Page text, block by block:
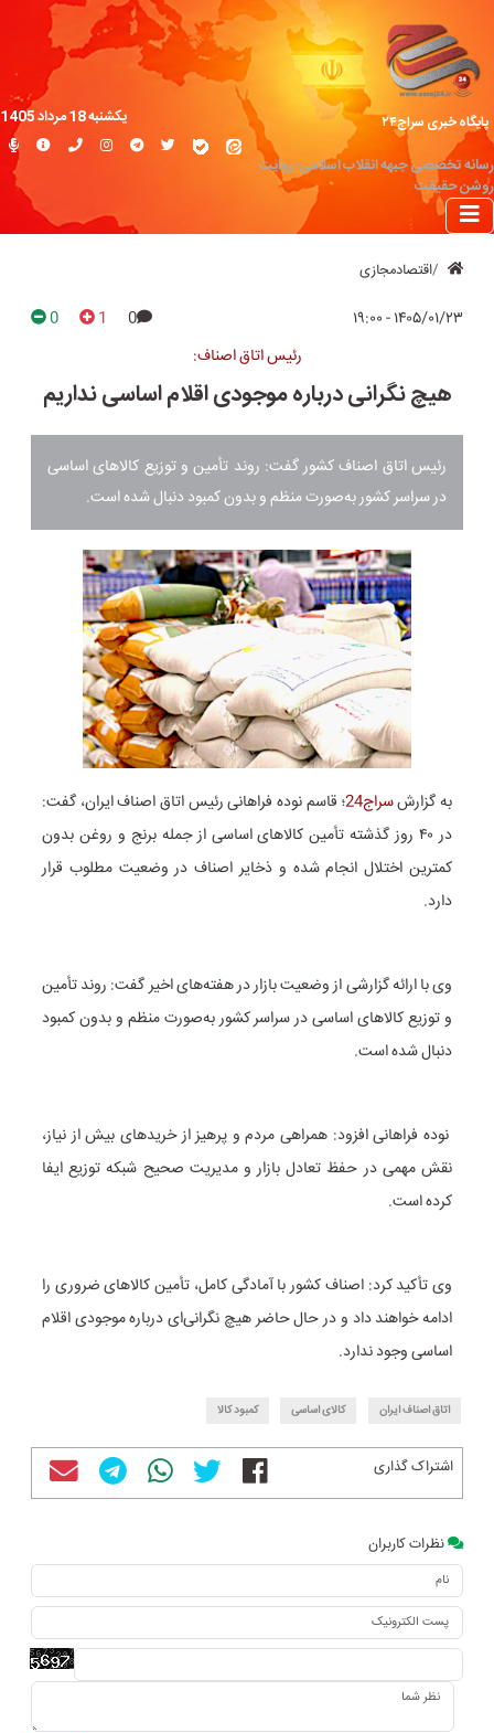
پایگاه خبری سراج۲۴
رسانه تخصصی جبهه انقلاب اسلامی؛ روایت
روشن حقیقت
یکشنبه 18 مرداد 1405
اقتصادمجازی
۱۴۰۵/۰۱/۲۳ - ۱۹:۰۰ 0
1
0
رئیس اتاق اصناف:
هیچ نگرانی درباره موجودی اقلام اساسی نداریم
رئیس اتاق اصناف کشور گفت: روند تأمین و توزیع کالاهای اساسی
در سراسر کشور به‌صورت منظم و بدون کمبود دنبال شده است.
به گزارشسراج24
؛ قاسم نوده فراهانی رئیس اتاق اصناف ایران، گفت:
در ۴۰ روز گذشته تأمین کالا‌های اساسی از جمله برنج و روغن بدون
کمترین اختلال انجام شده و ذخایر اصناف در وضعیت مطلوب قرار
دارد.
وی با ارائه گزارشی از وضعیت بازار در هفته‌های اخیر گفت: روند تأمین
و توزیع کالاهای اساسی در سراسر کشور به‌صورت منظم و بدون کمبود
دنبال شده است.
نوده فراهانی افزود: همراهی مردم و پرهیز از خریدهای بیش از نیاز،
نقش مهمی در حفظ تعادل بازار و مدیریت صحیح شبکه توزیع ایفا
کرده است.
وی تأکید کرد: اصناف کشور با آمادگی کامل، تأمین کالاهای ضروری را
ادامه خواهند داد و در حال حاضر هیچ نگرانی‌ای درباره موجودی اقلام
اساسی وجود ندارد.
اتاق اصناف ایران کالای اساسی کمبود کالا
اشتراک گذاری
نظرات کاربران